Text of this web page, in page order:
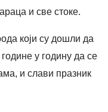
и све стоке.
који су дошли да
у годину да се
и слави празник